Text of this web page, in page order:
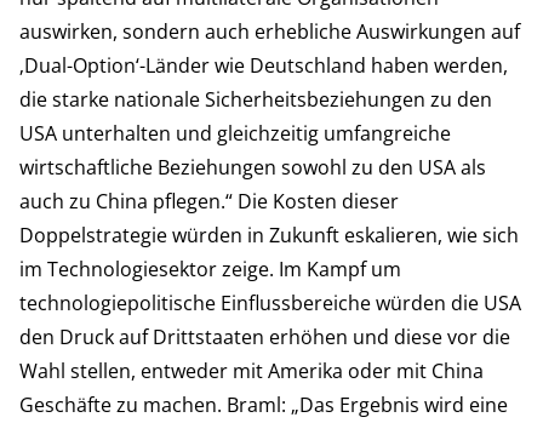
auswirken, sondern auch erhebliche Auswirkungen auf
‚Dual-Option‘-Länder wie Deutschland haben werden,
die starke nationale Sicherheitsbeziehungen zu den
USA unterhalten und gleichzeitig umfangreiche
wirtschaftliche Beziehungen sowohl zu den USA als
auch zu China pflegen.“ Die Kosten dieser
Doppelstrategie würden in Zukunft eskalieren, wie sich
im Technologiesektor zeige. Im Kampf um
technologiepolitische Einflussbereiche würden die USA
den Druck auf Drittstaaten erhöhen und diese vor die
Wahl stellen, entweder mit Amerika oder mit China
Geschäfte zu machen. Braml: „Das Ergebnis wird eine